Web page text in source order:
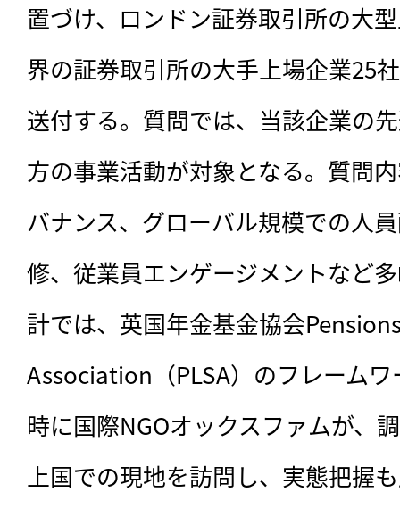
置づけ、ロンドン証券取引所の大
界の証券取引所の大手上場企業25
送付する。質問では、当該企業の
方の事業活動が対象となる。質問
バナンス、グローバル規模での人
修、従業員エンゲージメントなど
計では、英国年金基金協会
Association（PLSA）のフレーム
時に国際NGOオックスファムが、
上国での現地を訪問し、実態把握